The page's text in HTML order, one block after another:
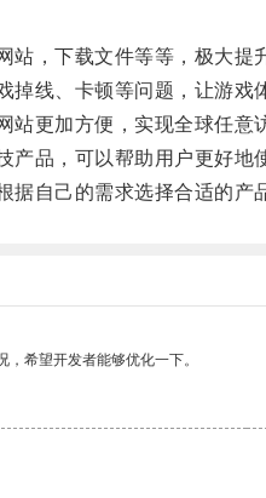
，下载文件等等，极大提
线、卡顿等问题，让游戏
更加方便，实现全球任意
品，可以帮助用户更好地
自己的需求选择合适的产
希望开发者能够优化一下。